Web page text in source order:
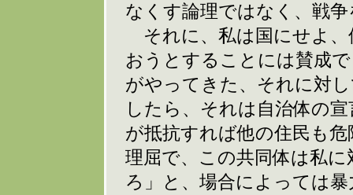
なくす論理ではなく、戦
それに、私は国にせよ、
おうとすることには賛成
がやってきた、それに対
したら、それは自治体の
が抵抗すれば他の住民も
理屈で、この共同体は私
ろ」と、場合によっては